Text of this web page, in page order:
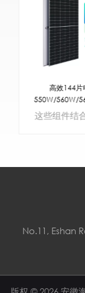
高效144片
550W/560W/
PERC太阳能电池
于商业用
No.11, Eshan